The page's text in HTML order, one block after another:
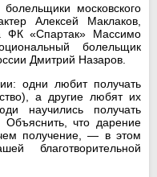
московского
Алексей Маклаков,
ФК «Спартак» Массимо
болельщик
Дмитрий Назаров.
одни любит получать
а другие любят их
научились получать
Объяснить, что дарение
получение, — в этом
благотворительной